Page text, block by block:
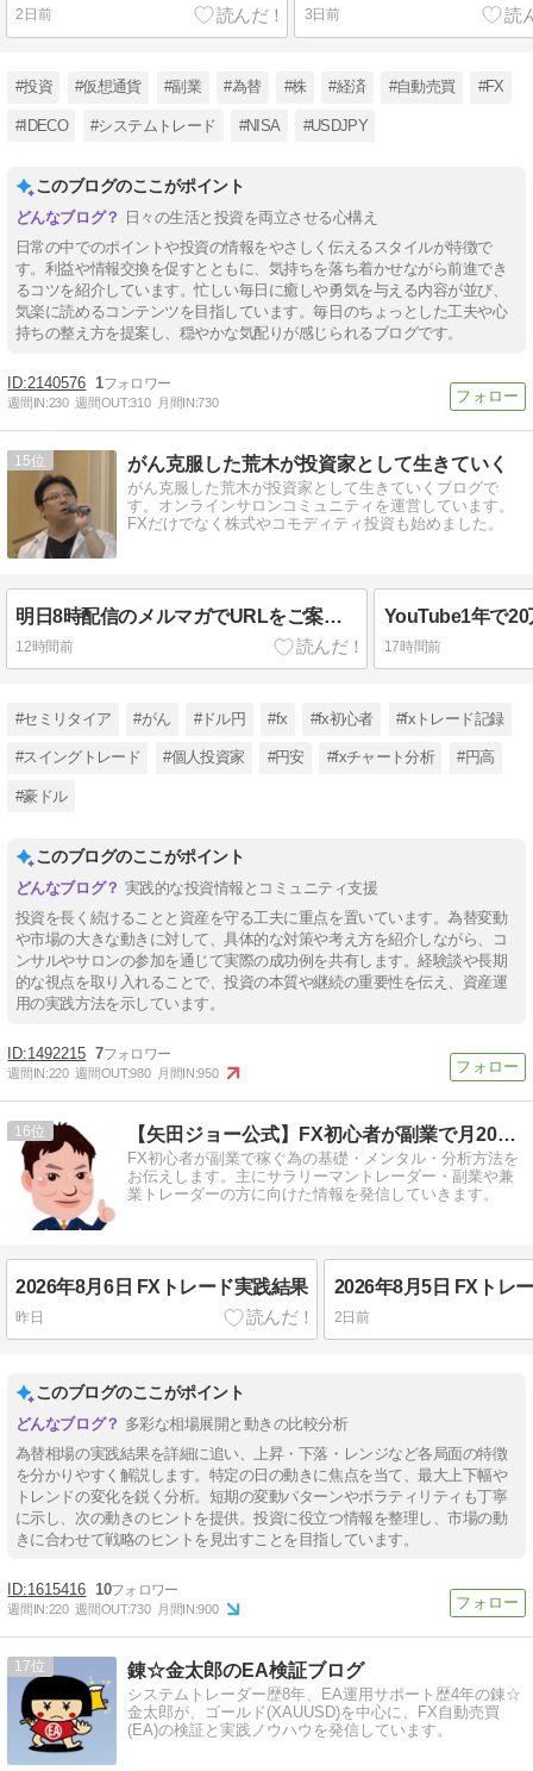
2日前 3日前
#投資 #仮想通貨 #副業 #為替 #株 #経済 #自動売買 #FX
#IDECO #システムトレード #NISA #USDJPY
このブログのここがポイント
日々の生活と投資を両立させる心構え
日常の中でのポイントや投資の情報をやさしく伝えるスタイルが特徴で
す。利益や情報交換を促すとともに、気持ちを落ち着かせながら前進でき
るコツを紹介しています。忙しい毎日に癒しや勇気を与える内容が並び、
気楽に読めるコンテンツを目指しています。毎日のちょっとした工夫や心
持ちの整え方を提案し、穏やかな気配りが感じられるブログです。
2140576 1
週間IN:230 週間OUT:310 月間IN:730
15 がん克服した荒木が投資家として生きていく
がん克服した荒木が投資家として生きていくブログで
す。オンラインサロンコミュニティを運営しています。
FXだけでなく株式やコモディティ投資も始めました。
明日8時配信のメルマガでURLをご案内します。
12時間前 17時間前
#セミリタイア #がん #ドル円 #fx #fx初心者 #fxトレード記録
#スイングトレード #個人投資家 #円安 #fxチャート分析 #円高
#豪ドル
このブログのここがポイント
実践的な投資情報とコミュニティ支援
投資を長く続けることと資産を守る工夫に重点を置いています。為替変動
や市場の大きな動きに対して、具体的な対策や考え方を紹介しながら、コ
ンサルやサロンの参加を通じて実際の成功例を共有します。経験談や長期
的な視点を取り入れることで、投資の本質や継続の重要性を伝え、資産運
用の実践方法を示しています。
1492215 7
週間IN:220 週間OUT:980 月間IN:950
16 【矢田ジョー公式】FX初心者が副業で月20万円を稼ぐ方法
FX初心者が副業で稼ぐ為の基礎・メンタル・分析方法を
お伝えします。主にサラリーマントレーダー・副業や兼
業トレーダーの方に向けた情報を発信していきます。
2026年8月6日 FXトレード実践結果
昨日
2026年8月5日 FXトレ
2日前
このブログのここがポイント
多彩な相場展開と動きの比較分析
為替相場の実践結果を詳細に追い、上昇・下落・レンジなど各局面の特徴
を分かりやすく解説します。特定の日の動きに焦点を当て、最大上下幅や
トレンドの変化を鋭く分析。短期の変動パターンやボラティリティも丁寧
に示し、次の動きのヒントを提供。投資に役立つ情報を整理し、市場の動
きに合わせて戦略のヒントを見出すことを目指しています。
1615416 10
週間IN:220 週間OUT:730 月間IN:900
17 錬☆金太郎のEA検証ブログ
システムトレーダー歴8年、EA運用サポート歴4年の錬☆
金太郎が、ゴールド(XAUUSD)を中心に、FX自動売買
(EA)の検証と実践ノウハウを発信しています。